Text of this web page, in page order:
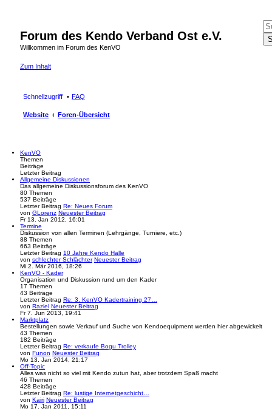
Forum des Kendo Verband Ost e.V.
Willkommen im Forum des KenVO
Zum Inhalt
Schnellzugriff FAQ
Website Foren-Übersicht
KenVO
Themen
Beiträge
Letzter Beitrag
Allgemeine Diskussionen
Das allgemeine Diskussionsforum des KenVO
80 Themen
537 Beiträge
Letzter Beitrag Re: Neues Forum
von GLorenz Neuester Beitrag
Fr 13. Jan 2012, 16:01
Termine
Diskussion von allen Terminen (Lehrgänge, Turniere, etc.)
88 Themen
663 Beiträge
Letzter Beitrag 10 Jahre Kendo Halle
von schlechter Schlächter Neuester Beitrag
Mi 2. Mär 2016, 18:26
KenVO - Kader
Organisation und Diskussion rund um den Kader
17 Themen
43 Beiträge
Letzter Beitrag Re: 3. KenVO Kadertraining 27…
von Raziel Neuester Beitrag
Fr 7. Jun 2013, 19:41
Marktplatz
Bestellungen sowie Verkauf und Suche von Kendoequipment werden hier abgewickelt
43 Themen
182 Beiträge
Letzter Beitrag Re: verkaufe Bogu Trolley
von Funon Neuester Beitrag
Mo 13. Jan 2014, 21:17
Off-Topic
Alles was nicht so viel mit Kendo zutun hat, aber trotzdem Spaß macht
46 Themen
428 Beiträge
Letzter Beitrag Re: lustige Internetgeschicht…
von Kairi Neuester Beitrag
Mo 17. Jan 2011, 15:11